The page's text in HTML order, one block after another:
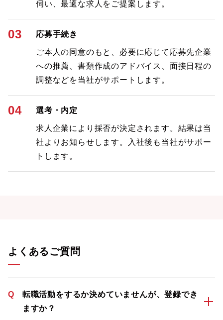
伺い、最適な求人をご提案します。
03 応募手続き
ご本人の同意のもと、必要に応じて応募先企業
への推薦、書類作成のアドバイス、面接日程の
調整などを当社がサポートします。
04 選考・内定
求人企業により採否が決定されます。結果は当
社よりお知らせします。入社後も当社がサポー
トします。
よくあるご質問
Q
転職活動をするか決めていませんが、登録でき
ますか？